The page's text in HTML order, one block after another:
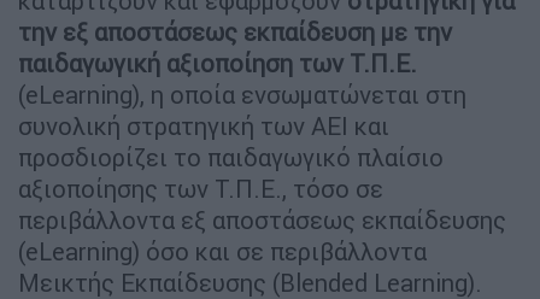
την εξ αποστάσεως εκπαίδευση με την
παιδαγωγική αξιοποίηση των Τ.Π.Ε.
(eLearning), η οποία ενσωματώνεται στη
συνολική στρατηγική των ΑΕΙ και
προσδιορίζει το παιδαγωγικό πλαίσιο
αξιοποίησης των Τ.Π.Ε., τόσο σε
περιβάλλοντα εξ αποστάσεως εκπαίδευσης
(eLearning) όσο και σε περιβάλλοντα
Μεικτής Εκπαίδευσης (Blended Learning).